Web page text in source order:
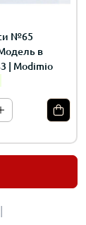
№65
в
| Modimio